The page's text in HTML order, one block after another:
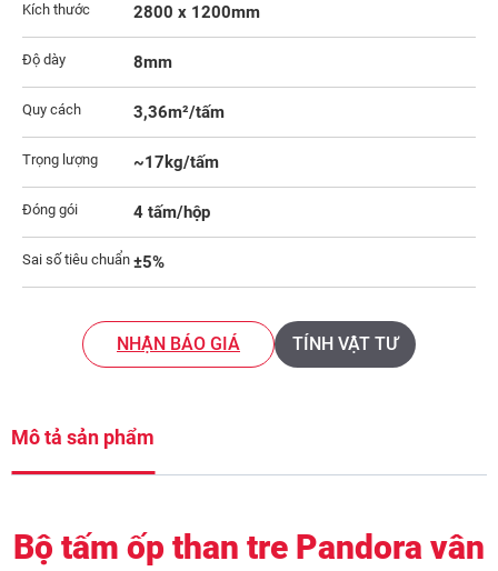
Kích thước 2800 x 1200mm
Độ dày 8mm
Quy cách 3,36m²/tấm
Trọng lượng ~17kg/tấm
Đóng gói 4 tấm/hộp
Sai số tiêu chuẩn ±5%
NHẬN BÁO GIÁ TÍNH VẬT TƯ
Mô tả sản phẩm
Bộ tấm ốp than tre Pandora vân